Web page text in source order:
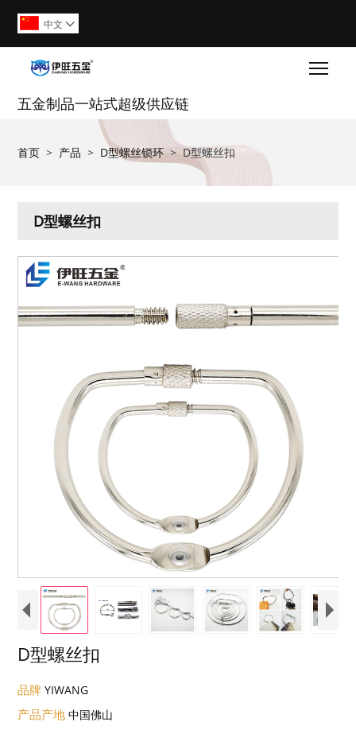
中文 
五金制品一站式超级供应链
首页 > 产品 > D型螺丝锁环 > D型螺丝扣
D型螺丝扣
D型螺丝扣
品牌YIWANG
产品产地中国佛山